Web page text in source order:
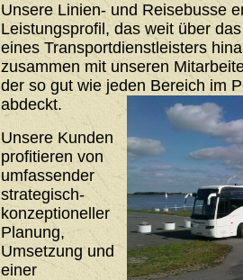
Unsere Linien- und Reisebusse
Leistungsprofil, das weit über
eines Transportdienstleisters
zusammen mit unseren
der so gut wie jeden Bereich im
abdeckt.
Unsere Kunden
profitieren von
umfassender
strategisch-
konzeptioneller
Planung,
Umsetzung und
einer